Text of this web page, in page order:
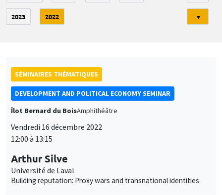
2023 2022 ▼
SÉMINAIRES THÉMATIQUES
DEVELOPMENT AND POLITICAL ECONOMY SEMINAR
Îlot Bernard du BoisAmphithéâtre
Vendredi 16 décembre 2022
12:00 à 13:15
Arthur Silve
Université de Laval
Building reputation: Proxy wars and transnational identities